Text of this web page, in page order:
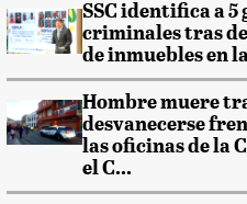
SSC identifica a 5
criminales tras
de inmuebles en
Hombre muere
desvanecerse
las oficinas de la
el C...